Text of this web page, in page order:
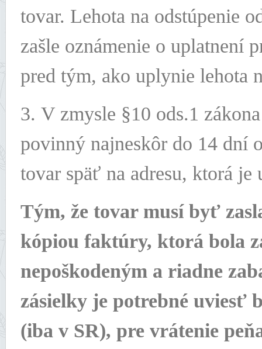
tovar. Lehota na odstúpenie
zašle oznámenie o uplatnení
pred tým, ako uplynie lehota
3. V zmysle §10 ods.1
povinný najneskôr do 14 dní
tovar späť na adresu, ktorá je
Tým, že tovar musí byť
kópiou faktúry, ktorá bola
nepoškodeným a riadne
zásielky je potrebné uviesť
(iba v SR), pre vrátenie